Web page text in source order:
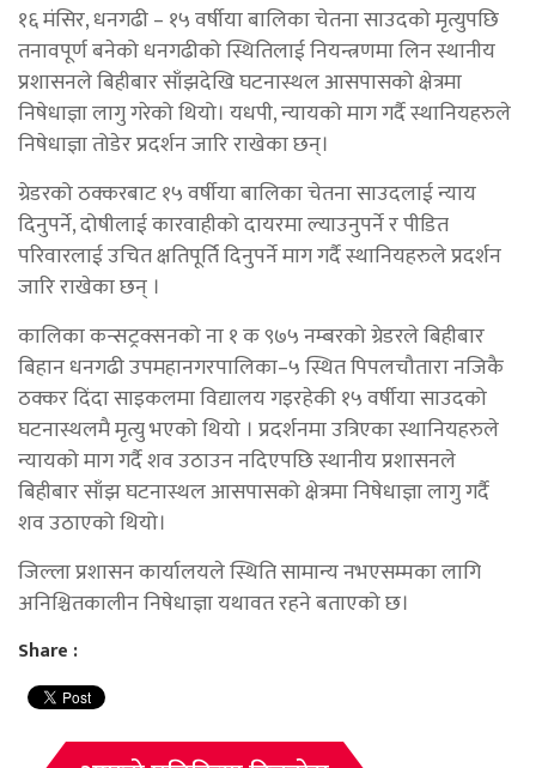
१६ मंसिर, धनगढी – १५ वर्षीया बालिका चेतना साउदको मृत्युपछि
तनावपूर्ण बनेको धनगढीको स्थितिलाई नियन्त्रणमा लिन स्थानीय
प्रशासनले बिहीबार साँझदेखि घटनास्थल आसपासको क्षेत्रमा
निषेधाज्ञा लागु गरेको थियो। यधपी, न्यायको माग गर्दै स्थानियहरुले
निषेधाज्ञा तोडेर प्रदर्शन जारि राखेका छन्।
ग्रेडरको ठक्करबाट १५ वर्षीया बालिका चेतना साउदलाई न्याय
दिनुपर्ने, दोषीलाई कारवाहीको दायरमा ल्याउनुपर्ने र पीडित
परिवारलाई उचित क्षतिपूर्ति दिनुपर्ने माग गर्दै स्थानियहरुले प्रदर्शन
जारि राखेका छन् ।
कालिका कन्सट्रक्सनको ना १ क ९७५ नम्बरको ग्रेडरले बिहीबार
बिहान धनगढी उपमहानगरपालिका–५ स्थित पिपलचौतारा नजिकै
ठक्कर दिंदा साइकलमा विद्यालय गइरहेकी १५ वर्षीया साउदको
घटनास्थलमै मृत्यु भएको थियो । प्रदर्शनमा उत्रिएका स्थानियहरुले
न्यायको माग गर्दै शव उठाउन नदिएपछि स्थानीय प्रशासनले
बिहीबार साँझ घटनास्थल आसपासको क्षेत्रमा निषेधाज्ञा लागु गर्दै
शव उठाएको थियो।
जिल्ला प्रशासन कार्यालयले स्थिति सामान्य नभएसम्मका लागि
अनिश्चितकालीन निषेधाज्ञा यथावत रहने बताएको छ।
Share :